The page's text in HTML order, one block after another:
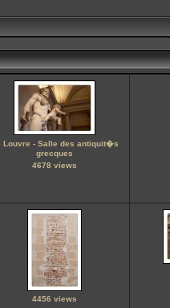
Louvre - Salle des antiquit�s
grecques
4678 views
4456 views